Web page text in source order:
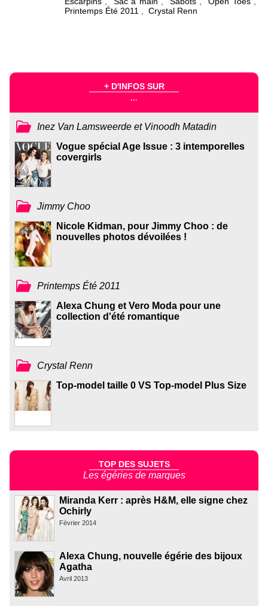
Printemps Été 2011
Crystal Renn
+ D'INFOS SUR
...
Inez Van Lamsweerde et Vinoodh Matadin
Vogue spécial Age Issue : 3 intemporelles
covergirls
Jimmy Choo
Nicole Kidman, pour Jimmy Choo : de
nouvelles photos dévoilées !
Printemps Été 2011
Alexa Chung et Vero Moda pour une
collection d'été romantique
Crystal Renn
Top-model taille 0 VS Top-model Plus Size
TOP DES SUJETS
Les égéries de marques
Miranda Kerr : après H&M, elle signe chez
Ochirly
Février 2014
Alexa Chung, nouvelle égérie des bijoux
Agatha
Avril 2013